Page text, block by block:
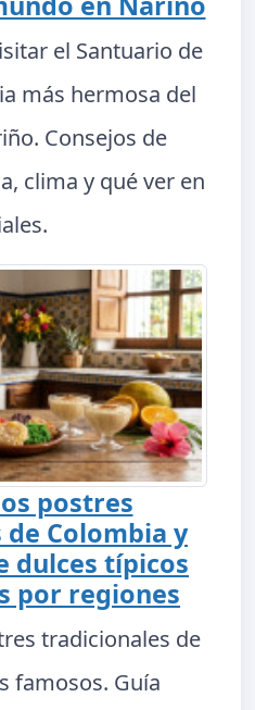
el Santuario de
más hermosa del
Consejos de
clima y qué ver en
postres
Colombia y
dulces típicos
por regiones
tradicionales de
famosos. Guía